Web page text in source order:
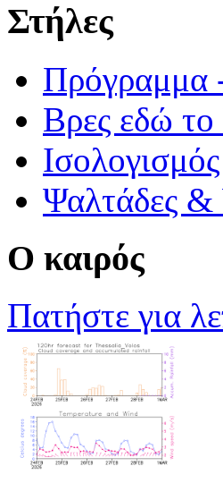
Στήλες
Πρόγραμμα
Βρες εδώ
Ισολογισμός
Ψαλτάδες &
Ο καιρός
Πατήστε για